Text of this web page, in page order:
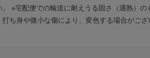
※宅配便での輸送に耐えうる固さ（適熟）
打ち身や微小な傷により、変色する場合がご